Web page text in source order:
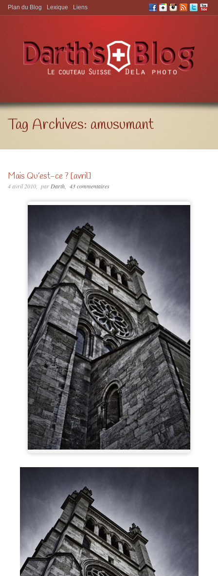
Aller à:
Plan du Blog Lexique Liens
Tag Archives: amusumant
Mais Qu’est-ce ? [avril]
4 avril 2010 parDarth 43 commentaires